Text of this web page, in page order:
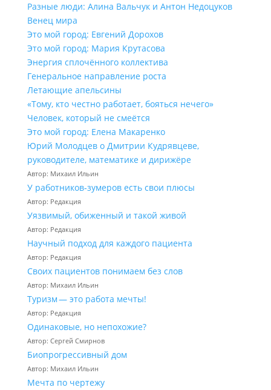
Разные люди: Алина Вальчук и Антон Недоцуков
Венец мира
Это мой город: Евгений Дорохов
Это мой город: Мария Крутасова
Энергия сплочённого коллектива
Генеральное направление роста
Летающие апельсины
«Тому, кто честно работает, бояться нечего»
Человек, который не смеётся
Это мой город: Елена Макаренко
Юрий Молодцев о Дмитрии Кудрявцеве,
руководителе, математике и дирижёре
Автор: Михаил Ильин
У работников‑зумеров есть свои плюсы
Автор: Редакция
Уязвимый, обиженный и такой живой
Автор: Редакция
Научный подход для каждого пациента
Автор: Редакция
Своих пациентов понимаем без слов
Автор: Михаил Ильин
Туризм — это работа мечты!
Автор: Редакция
Одинаковые, но непохожие?
Автор: Сергей Смирнов
Биопрогрессивный дом
Автор: Михаил Ильин
Мечта по чертежу